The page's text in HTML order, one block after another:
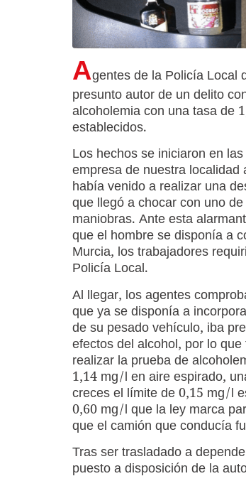
Agentes de la Policía Local
presunto autor de un delito
alcoholemia con una tasa de
establecidos.
Los hechos se iniciaron en
empresa de nuestra
había venido a realizar una
que llegó a chocar con uno
maniobras. Ante esta
que el hombre se disponía a
Murcia, los trabajadores
Policía Local.
Al llegar, los agentes
que ya se disponía a
de su pesado vehículo, iba
efectos del alcohol, por lo
realizar la prueba de
1,14 mg/l en aire espirado,
creces el límite de 0,15 mg/l
0,60 mg/l que la ley marca
que el camión que conducía
Tras ser trasladado a
puesto a disposición de la